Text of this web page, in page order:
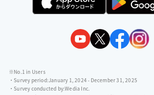
※No.1 in Users
・Survey period:January 1, 2024 - December 31, 2025
・Survey conducted by:Wedia Inc.